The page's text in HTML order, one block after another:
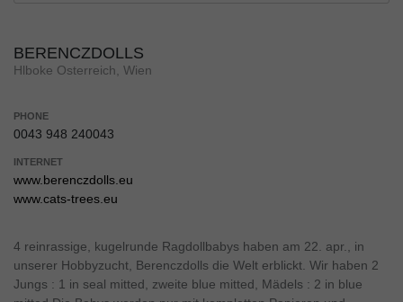
BERENCZDOLLS
Hlboke Osterreich, Wien
PHONE
0043 948 240043
INTERNET
www.berenczdolls.eu
www.cats-trees.eu
4 reinrassige, kugelrunde Ragdollbabys haben am 22. apr., in
unserer Hobbyzucht, Berenczdolls die Welt erblickt. Wir haben 2
Jungs : 1 in seal mitted, zweite blue mitted, Mädels : 2 in blue